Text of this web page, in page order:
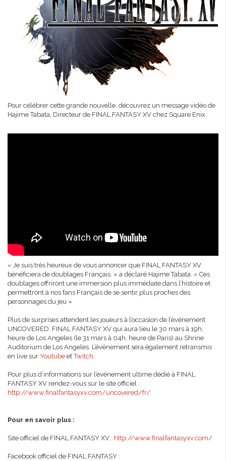
Pour célébrer cette grande nouvelle, découvrez un message vidéo de
Hajime Tabata, Directeur de FINAL FANTASY XV chez Square Enix.
« Je suis très heureux de vous annoncer que FINAL FANTASY XV
bénéficiera de doublages Français. » a déclaré Hajime Tabata. « Ces
doublages offriront une immersion plus immédiate dans l’histoire et
permettront à nos fans Français de se sentir plus proches des
personnages du jeu »
Plus de surprises attendent les joueurs à l’occasion de l’événement
UNCOVERED: FINAL FANTASY XV qui aura lieu le 30 mars à 19h,
heure de Los Angeles (le 31 mars à 04h, heure de Paris) au Shrine
Auditorium de Los Angeles. L’événement sera également retransmis
en live sur Youtube etTwitch.
Pour plus d’informations sur l’événement ultime dédié à FINAL
FANTASY XV rendez-vous sur le site officiel :
http://www.finalfantasyxv.com/uncovered/fr/
Pour en savoir plus :
Site officiel de FINAL FANTASY XV : http://www.finalfantasyxv.com/
Facebook officiel de FINAL FANTASY :